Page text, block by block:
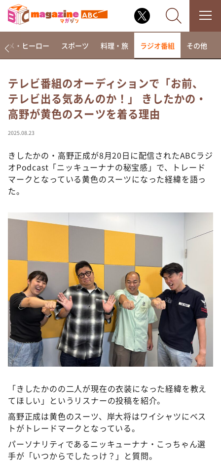
なるみ・岡村の過ぎるTV
相席食堂
これ余談なんですけど・・・
て真剣です
探偵！ナイトスクープ
news おかえり
DAIGOも台所 ～きょうの献立 何にする？～
朝だ！生です旅サラダ
教えて！ニュースライブ 正義のミカタ
ＬＩＦＥ～夢のカタチ～
新婚さんいらっしゃい！
ポツンと一軒家
ザキ山小屋本館
ぺこぱのまるスポ
メ・ヒーロー スポーツ 料理・旅 ラジオ番組 その他
テレビ番組のオーディションで「お前、
テレビ出る気あんのか！」 きしたかの・
高野が黄色のスーツを着る理由
2025.08.23
きしたかの・高野正成が8月20日に配信されたABCラジ
オPodcast「ニッキューナナの秘宝感」で、トレード
マークとなっている黄色のスーツになった経緯を語っ
た。
「きしたかのの二人が現在の衣装になった経緯を教え
てほしい」というリスナーの投稿を紹介。
高野正成は黄色のスーツ、岸大将はワイシャツにベス
トがトレードマークとなっている。
パーソナリティであるニッキューナナ・こっちゃん選
手が「いつからでしたっけ？」と質問。